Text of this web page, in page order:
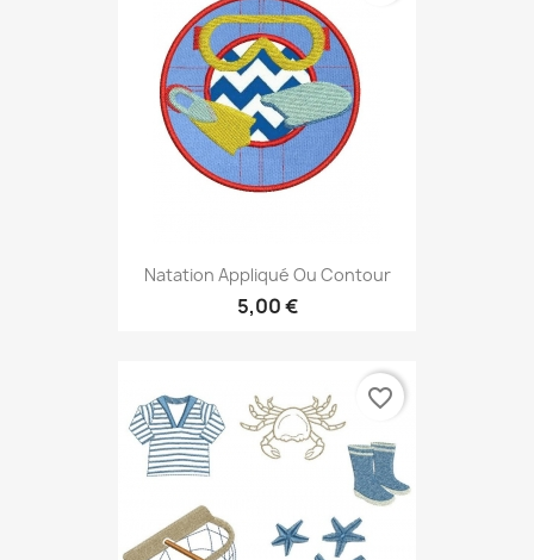
Natation Appliqué Ou Contour
5,00 €
favorite_border